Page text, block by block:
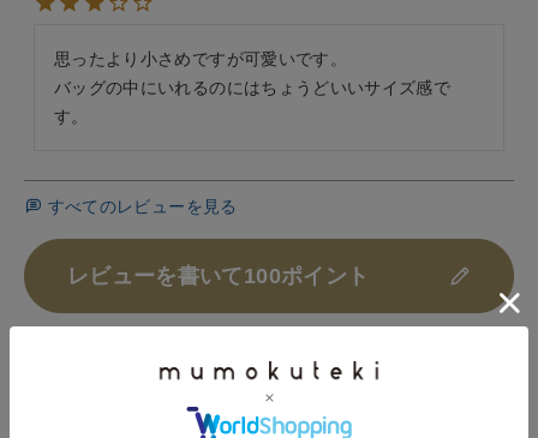
思ったより小さめですが可愛いです。
バッグの中にいれるのにはちょうどいいサイズ感で
す。
すべてのレビューを見る
レビューを書いて100ポイント
HISTORY
最近チェックした商品